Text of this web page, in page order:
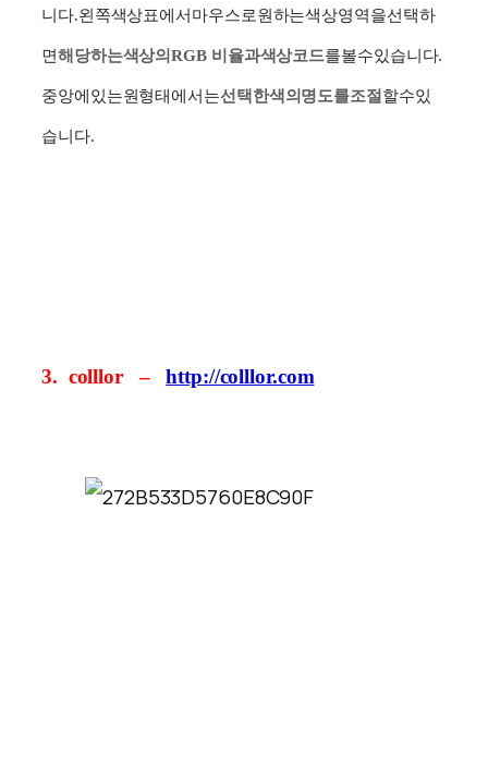
니다.왼쪽색상표에서 마우스로원하는색상영역을선택하
면해당하는색상의RGB 비율과색상코드를볼수있습니다.
중앙에 있는원형태에서는선택한색의명도를조절 할수있
습니다.
3. colllor – http://colllor.com